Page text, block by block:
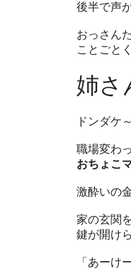
後半で声
おっさん
ことごと
姉さ
ドンダケ～
職場変わ
おちょこ
激酔いの
家の玄関
鍵が開け
「あーけ